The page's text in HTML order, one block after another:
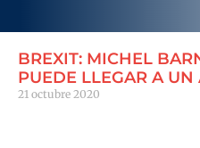
BREXIT: MICHEL
PUEDE LLEGAR A UN
21 octubre 2020